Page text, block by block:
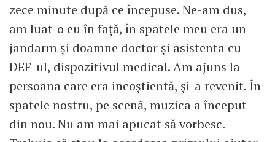
zece minute după ce începuse. Ne-am dus,
am luat-o eu în față, în spatele meu era un
jandarm și doamne doctor și asistenta cu
DEF-ul, dispozitivul medical. Am ajuns la
persoana care era incoștientă, și-a revenit. În
spatele nostru, pe scenă, muzica a început
din nou. Nu am mai apucat să vorbesc.